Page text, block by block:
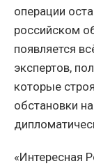
операции
российском
появляется
экспертов,
которые
обстановки
«Интересная